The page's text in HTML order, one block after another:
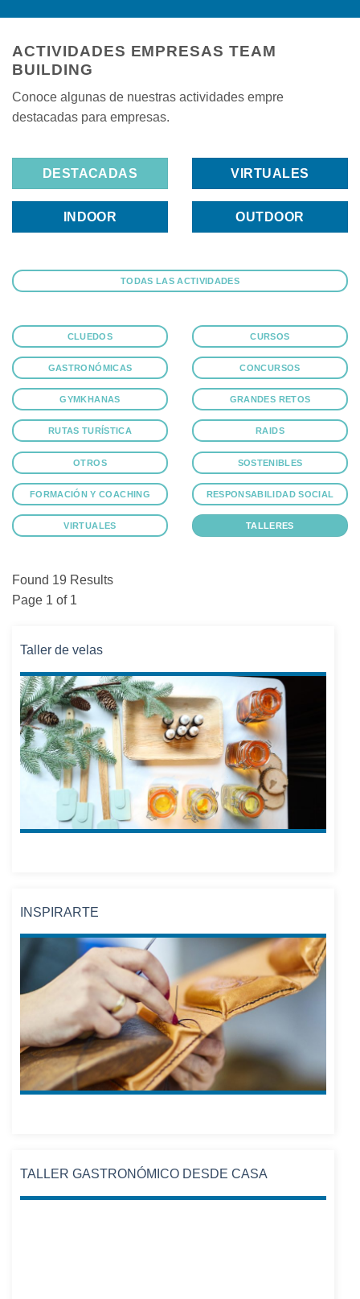
ACTIVIDADES EMPRESAS TEAM
BUILDING
Conoce algunas de nuestras actividades empre
destacadas para empresas.
DESTACADAS
INDOOR
VIRTUALES
OUTDOOR
TODAS LAS ACTIVIDADES
CLUEDOS
GASTRONÓMICAS
GYMKHANAS
RUTAS TURÍSTICA
OTROS
FORMACIÓN Y COACHING
VIRTUALES
CURSOS
CONCURSOS
GRANDES RETOS
RAIDS
SOSTENIBLES
RESPONSABILIDAD SOCIAL
TALLERES
Found 19 Results
Page 1 of 1
Taller de velas
INSPIRARTE
TALLER GASTRONÓMICO DESDE CASA